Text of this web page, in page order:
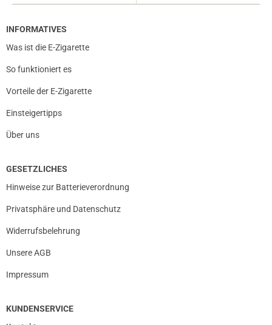
INFORMATIVES
Was ist die E-Zigarette
So funktioniert es
Vorteile der E-Zigarette
Einsteigertipps
Über uns
GESETZLICHES
Hinweise zur Batterieverordnung
Privatsphäre und Datenschutz
Widerrufsbelehrung
Unsere AGB
Impressum
KUNDENSERVICE